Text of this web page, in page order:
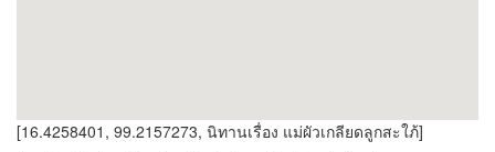
[16.4258401, 99.2157273, นิทานเรื่อง แม่ผัวเกลียดลูกสะใภ้]